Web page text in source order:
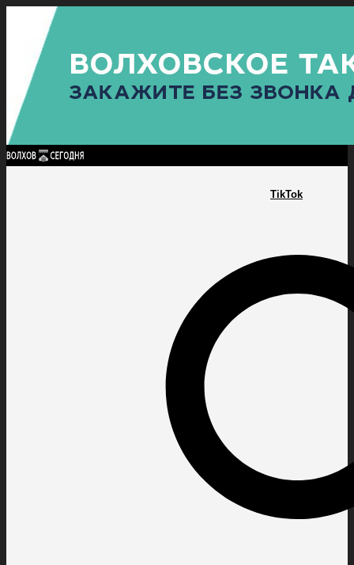
TikTok
Найти:
ГЛАВНАЯ ПОЛИТИКАПРОИСШЕСТВИЯ ПРОКУРАТУРАСПОРТ
ПОЛИТИКА
КУЛЬТУРА
ПОСЕЛЕНИЯ